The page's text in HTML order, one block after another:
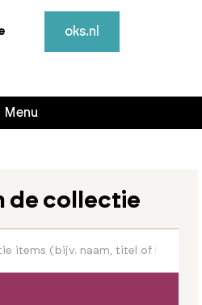
oks.nl
Menu
de collectie